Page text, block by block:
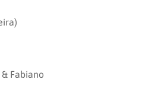
Fabiano